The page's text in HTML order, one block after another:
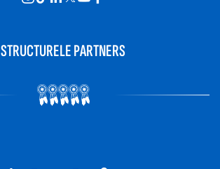
STRUCTURELE PARTNERS